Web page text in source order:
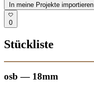
In meine Projekte importieren
0
Stückliste
osb — 18mm